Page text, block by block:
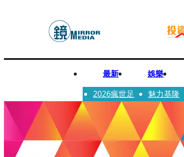
最新 娛樂
2026瘋世足
魅力基隆